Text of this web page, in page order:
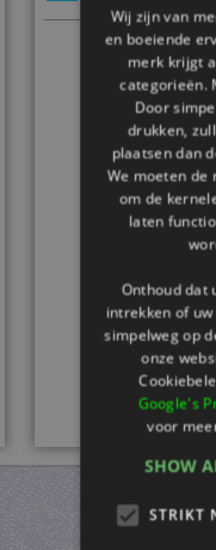
Wij zijn van
en boeiende
merk krijgt
categorieën.
Door
drukken,
plaatsen dan
We moeten de
om de
laten
Onthoud dat
intrekken of
simpelweg op
onze
Google's
voor
SHOW
STRIKT